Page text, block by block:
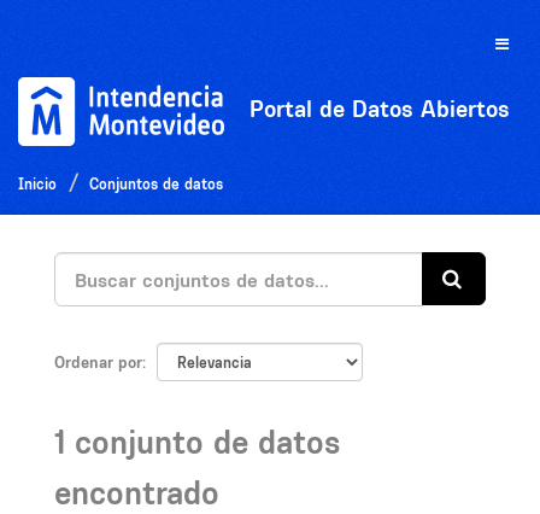
Toggle
Portal de Datos Abiertos
Inicio Conjuntos de datos
Ordenar por
1 conjunto de datos
encontrado